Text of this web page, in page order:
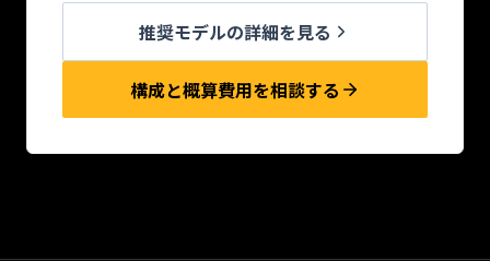
推奨モデルの詳細を見る
構成と概算費用を相談する